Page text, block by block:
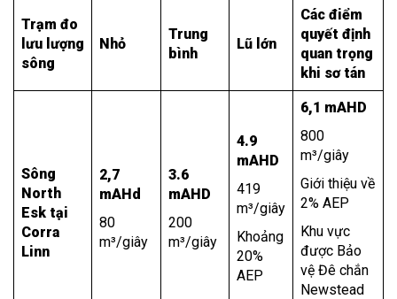
Trạm đo
lưu lượng
sông
Nhỏ
Trung
bình
Lũ lớn
Các điểm
quyết định
quan trọng
khi sơ tán
Sông
North
Esk tại
Corra
Linn
2,7
mAHd
80
m³/giây
3.6
mAHD
200
m³/giây
4.9
mAHD
419
m³/giây
Khoảng
20%
AEP
6,1 mAHD
800
m³/giây
Giới thiệu về
2% AEP
Khu vực
được Bảo
vệ Đê chắn
Newstead